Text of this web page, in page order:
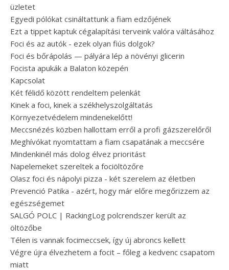
üzletet
Egyedi pólókat csináltattunk a fiam edzőjének
Ezt a tippet kaptuk cégalapítási terveink valóra váltásához
Foci és az autók - ezek olyan fiús dolgok?
Foci és bőrápolás — pályára lép a növényi glicerin
Focista apukák a Balaton közepén
Kapcsolat
Két félidő között rendeltem pelenkát
Kinek a foci, kinek a székhelyszolgáltatás
Környezetvédelem mindenekelőtt!
Meccsnézés közben hallottam erről a profi gázszerelőről
Meghívókat nyomtattam a fiam csapatának a meccsére
Mindenkinél más dolog élvez prioritást
Napelemeket szereltek a fociöltözőre
Olasz foci és nápolyi pizza - két szerelem az életben
Prevenció Patika - azért, hogy már előre megőrizzem az
egészségemet
SALGÓ POLC | RackingLog polcrendszer került az
öltözőbe
Télen is vannak focimeccsek, így új abroncs kellett
Végre újra élvezhetem a focit – főleg a kedvenc csapatom
miatt